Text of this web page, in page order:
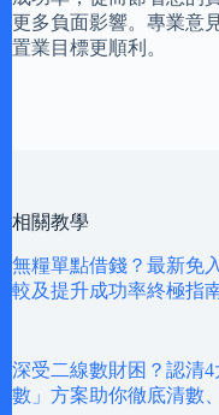
更多負面影響。專業意
置業目標更順利。
相關教學
無糧單點借錢？最新免
較及提升成功率終極指
深受二線數財困？認清
數」方案助你徹底清數